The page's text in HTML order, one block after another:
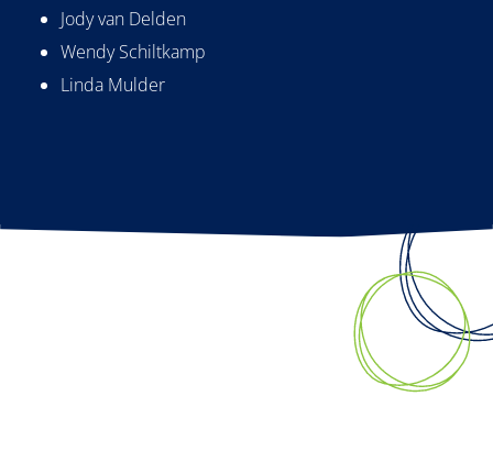
Jody van Delden
Wendy Schiltkamp
Linda Mulder